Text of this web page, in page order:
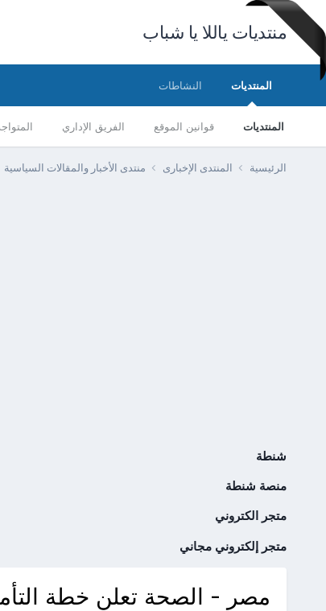
منتديات ياللا يا شباب
المنتديات
المنتديات قوانين الموقع الفريق الإداري
النشاطات
الرئيسية المنتدى الإخبارى منتدى الأخبار والمقالات السياسية
شنطة
منصة شنطة
متجر الكتروني
متجر إلكتروني مجاني
مصر - الصحة تعلن خطة